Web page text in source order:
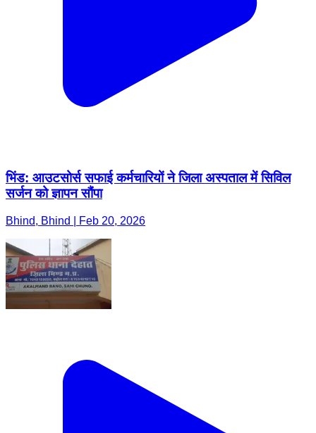
भिंड: आउटसोर्स सफाई कर्मचारियों ने जिला अस्पताल में सिविल
सर्जन को ज्ञापन सौंपा
Bhind, Bhind | Feb 20, 2026